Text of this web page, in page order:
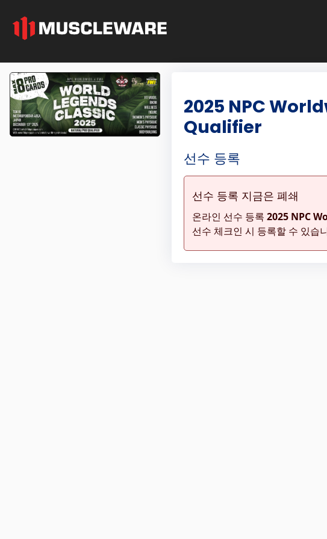
2025 NPC
Qualifier
선수 등록
선수 등록 지금은 폐쇄
온라인 선수 등록 2025 NPC
선수 체크인 시 등록할 수 있습